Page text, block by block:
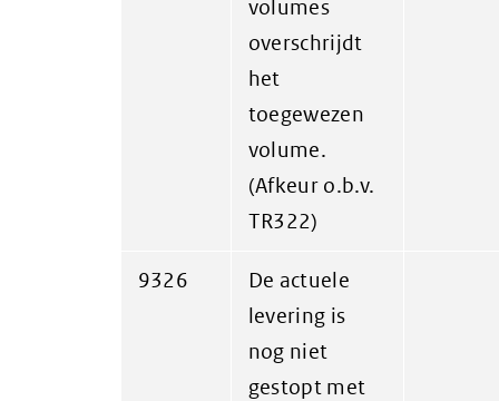
volumes
overschrijdt
het
toegewezen
volume.
(Afkeur o.b.v.
TR322)
9326
De actuele
levering is
nog niet
gestopt met